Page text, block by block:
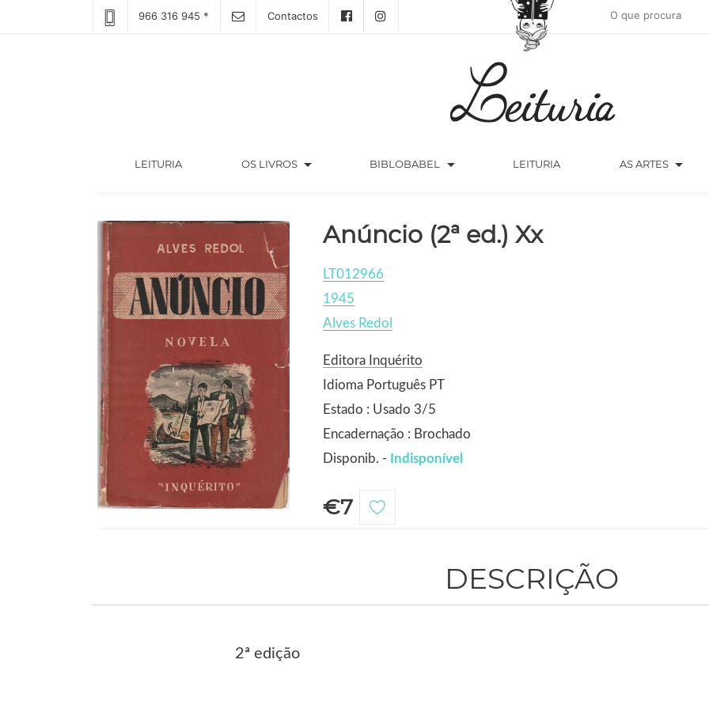
966 316 945 * Contactos
LEITURIA(CURRENT) OS LIVROS arrow_drop_down BIBLOBABEL arrow_drop_down LEITURIA AS ARTES arrow_drop_down
Anúncio (2ª ed.) Xx
LT012966
1945
Alves Redol
Editora Inquérito
Idioma Português PT
Estado : Usado 3/5
Encadernação : Brochado
Disponib. - Indisponível
€7
DESCRIÇÃO
2ª edição